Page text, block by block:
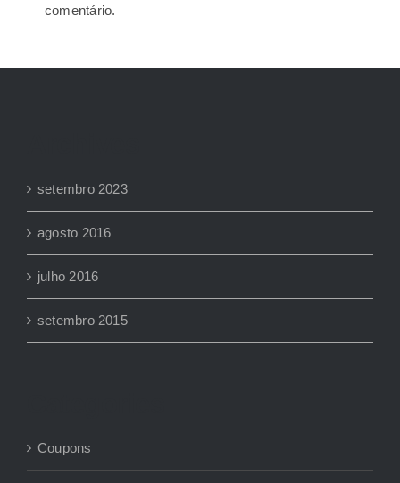
comentário.
setembro 2023
agosto 2016
julho 2016
setembro 2015
Coupons